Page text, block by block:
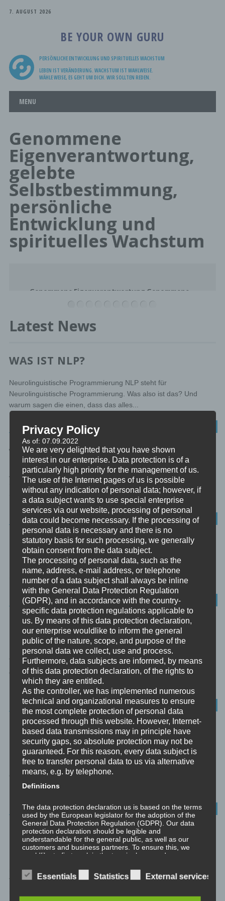
7. AUGUST 2026
BE YOUR OWN GURU
PERSÖNLICHE ENTWICKLUNG UND SPIRITUELLES WACHSTUM
LEBEN IST VERÄNDERUNG. WACHSTUM IST WAHLWEISE.
WÄHLE WEISE, ES GEHT UM DICH. WIR SOLLTEN REDEN.
Main menu
MENU
••••••••••
Genommene
Eigenverantwortung,
gelebte
Selbstbestimmung,
persönliche
Entwicklung und
spirituelles Wachstum
Genommene Eigenverantwortung Genommene
Eigenverantwortung ist der bewusste Akt der
Handlungen, Entscheidungen und
Lebensumstände. Es bedeutet, dass wir die
Latest News
WAS IST NLP?
Neurolinguistische Programmierung NLP steht für
Neurolinguistische Programmierung. Was also ist das? Und
warum sagen die einen, dass das alles...
WAHRNEHMUNG IST PROJEKTION
Alle Wahrnehmung ist nur Projektion Projektion Das Wort
‘Projektion’ kommt von lateinisch proicio, was ‘hinwerfen’ und
‘vorwerfen’ bedeutet. Auch...
BEWUSSTHEIT
DER SCHATTEN
Mein Schatten Sehr geehrter Mr. Edward Hyde, ich habe eben
über die Archetypen des Carl Gustav Jung gelesen, und...
UNBEWUSSTES
TRAUMA VERSUS SIGNIFIKANTES
EMOTIONALES EREIGNIS S.E.E.
Trauma Ein Trauma (altgriechisch τραύμα “Wunde”) bezeichnet
eine Schädigung, Verletzung oder Verwundung, die durch
Einwirkung von außen entsteht. Ein...
ALLGEMEINES
DISSOZIATION AUS NLP-SICHT
Dissoziation Der Begriff Dissoziation beschreibt in der
Psychologie die Trennung von Wahrnehmungs- und
Gedächtnisinhalten, welche normalerweise assoziiert sind.
Hierdurch...
DISSOZIATION
DISSOZIATION AUS
PSYCHOLOGISCHER SICHT
m Der Begriff Dissoziation beschreibt in der Psychologie die
Trennung von Wahrnehmungs- und Gedächtnisinhalten, welche
Privacy Policy
As of: 07.09.2022
We are very delighted that you have shown
interest in our enterprise. Data protection is of a
particularly high priority for the management of us.
The use of the Internet pages of us is possible
without any indication of personal data; however, if
a data subject wants to use special enterprise
services via our website, processing of personal
data could become necessary. If the processing of
personal data is necessary and there is no
statutory basis for such processing, we generally
obtain consent from the data subject.
The processing of personal data, such as the
name, address, e-mail address, or telephone
number of a data subject shall always be inline
with the General Data Protection Regulation
(GDPR), and in accordance with the country-
specific data protection regulations applicable to
us. By means of this data protection declaration,
our enterprise wouldlike to inform the general
public of the nature, scope, and purpose of the
personal data we collect, use and process.
Furthermore, data subjects are informed, by means
of this data protection declaration, of the rights to
which they are entitled.
As the controller, we has implemented numerous
technical and organizational measures to ensure
the most complete protection of personal data
processed through this website. However, Internet-
based data transmissions may in principle have
security gaps, so absolute protection may not be
guaranteed. For this reason, every data subject is
free to transfer personal data to us via alternative
means, e.g. by telephone.
Definitions
The data protection declaration us is based on the terms
used by the European legislator for the adoption of the
General Data Protection Regulation (GDPR). Our data
protection declaration should be legible and
understandable for the general public, as well as our
customers and business partners. To ensure this, we
wouldlike to first explain the terminology used.
alia, the following terms:
Essentials Statistics External services